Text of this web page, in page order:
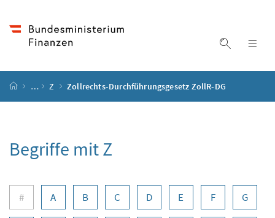
Suche
Startseite
… Z Zollrechts-Durchführungsgesetz ZollR-DG
Begriffe mit Z
Buchstabennavigation
# A B C D E F G